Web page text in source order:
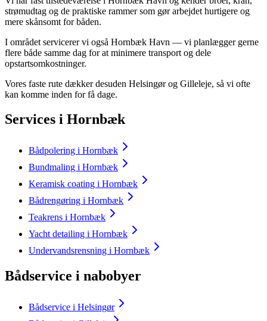
strømudtag og de praktiske rammer som gør arbejdet hurtigere og
mere skånsomt for båden.
I området servicerer vi også Hornbæk Havn — vi planlægger gerne
flere både samme dag for at minimere transport og dele
opstartsomkostninger.
Vores faste rute dækker desuden Helsingør og Gilleleje, så vi ofte
kan komme inden for få dage.
Services i Hornbæk
Bådpolering i Hornbæk
Bundmaling i Hornbæk
Keramisk coating i Hornbæk
Bådrengøring i Hornbæk
Teakrens i Hornbæk
Yacht detailing i Hornbæk
Undervandsrensning i Hornbæk
Bådservice i nabobyer
Bådservice i Helsingør